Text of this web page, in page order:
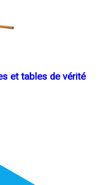
et tables de vérité